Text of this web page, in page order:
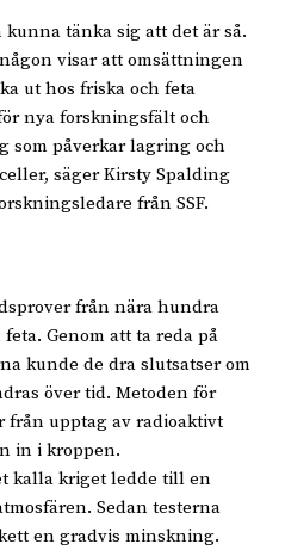
tänka sig att det är så.
visar att omsättningen
ut hos friska och feta
nya forskningsfält och
påverkar lagring och
säger Kirsty Spalding
från SSF.
från nära hundra
Genom att ta reda på
kunde de dra slutsatser om
över tid. Metoden för
från upptag av radioaktivt
in i kroppen.
kalla kriget ledde till en
Sedan testerna
en gradvis minskning.